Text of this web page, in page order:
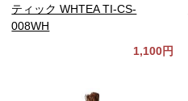
ティック WHTEA TI-CS-
008WH
1,100円